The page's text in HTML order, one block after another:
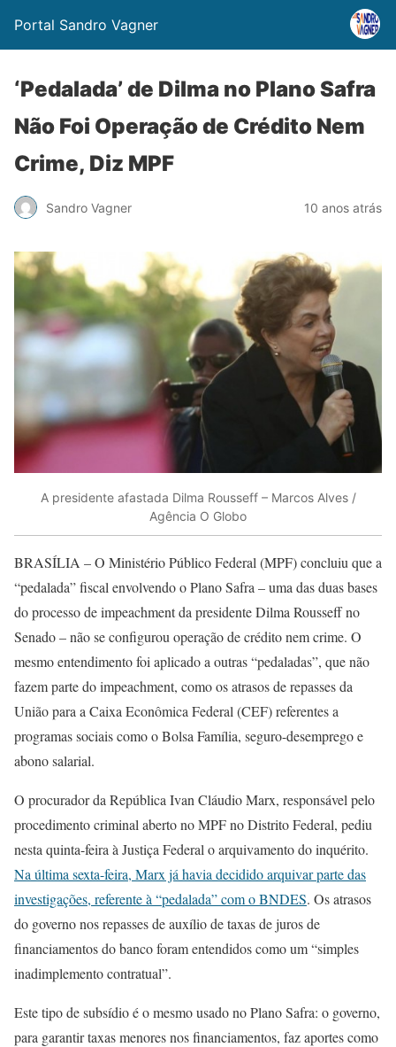
Portal Sandro Vagner
‘Pedalada’ de Dilma no Plano Safra
Não Foi Operação de Crédito Nem
Crime, Diz MPF
Sandro Vagner 10 anos atrás
A presidente afastada Dilma Rousseff – Marcos Alves /
Agência O Globo
BRASÍLIA – O Ministério Público Federal (MPF) concluiu que a
“pedalada” fiscal envolvendo o Plano Safra – uma das duas bases
do processo de impeachment da presidente Dilma Rousseff no
Senado – não se configurou operação de crédito nem crime. O
mesmo entendimento foi aplicado a outras “pedaladas”, que não
fazem parte do impeachment, como os atrasos de repasses da
União para a Caixa Econômica Federal (CEF) referentes a
programas sociais como o Bolsa Família, seguro-desemprego e
abono salarial.
O procurador da República Ivan Cláudio Marx, responsável pelo
procedimento criminal aberto no MPF no Distrito Federal, pediu
nesta quinta-feira à Justiça Federal o arquivamento do inquérito.
Na última sexta-feira, Marx já havia decidido arquivar parte das
investigações, referente à “pedalada” com o BNDES. Os atrasos
do governo nos repasses de auxílio de taxas de juros de
financiamentos do banco foram entendidos como um “simples
inadimplemento contratual”.
Este tipo de subsídio é o mesmo usado no Plano Safra: o governo,
para garantir taxas menores nos financiamentos, faz aportes como